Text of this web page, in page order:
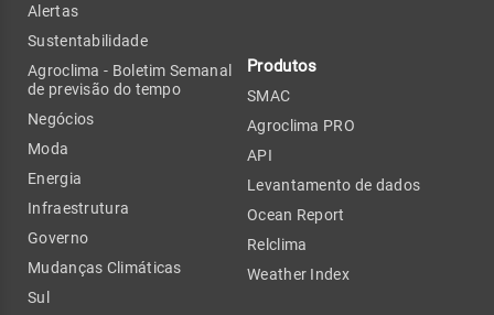
Alertas
Sustentabilidade
Agroclima - Boletim Semanal
de previsão do tempo
Negócios
Moda
Energia
Infraestrutura
Governo
Mudanças Climáticas
Sul
Produtos
SMAC
Agroclima PRO
API
Levantamento de dados
Ocean Report
Relclima
Weather Index